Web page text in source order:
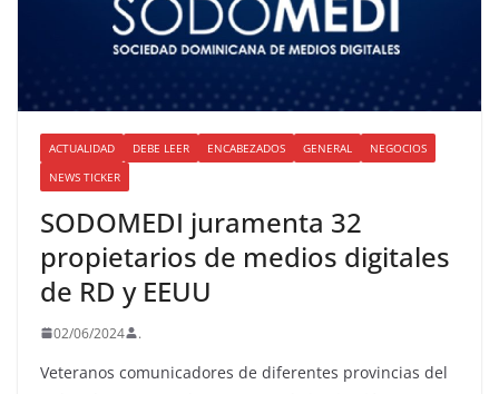
ACTUALIDAD DEBE LEER ENCABEZADOS GENERAL
NEGOCIOS
NEWS TICKER
SODOMEDI juramenta 32
propietarios de medios digitales
de RD y EEUU
02/06/2024 .
Veteranos comunicadores de diferentes provincias del